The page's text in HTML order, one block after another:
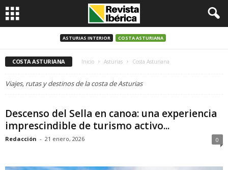
ASTURIAS INTERIOR COSTA ASTURIANA
COSTA ASTURIANA Inicio Asturias Costa Asturiana
Viajes, rutas y destinos de la costa de Asturias
Descenso del Sella en canoa: una experiencia
imprescindible de turismo activo...
Redacción - 21 enero, 2026 0